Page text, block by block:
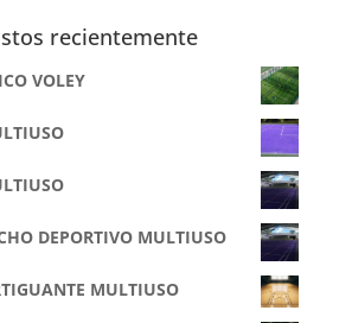
recientemente
VOLEY
DEPORTIVO MULTIUSO
MULTIUSO